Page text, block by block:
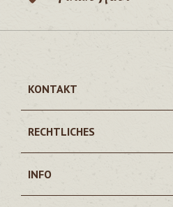
KONTAKT
RECHTLICHES
INFO